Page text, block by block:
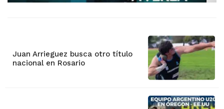
Juan Arrieguez busca otro título
nacional en Rosario